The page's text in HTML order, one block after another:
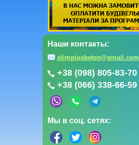
Наши контакты:
olimpiusbeton@gmail.com
+38 (098) 805-83-70
+38 (066) 338-66-59
Мы в соц. сетях: